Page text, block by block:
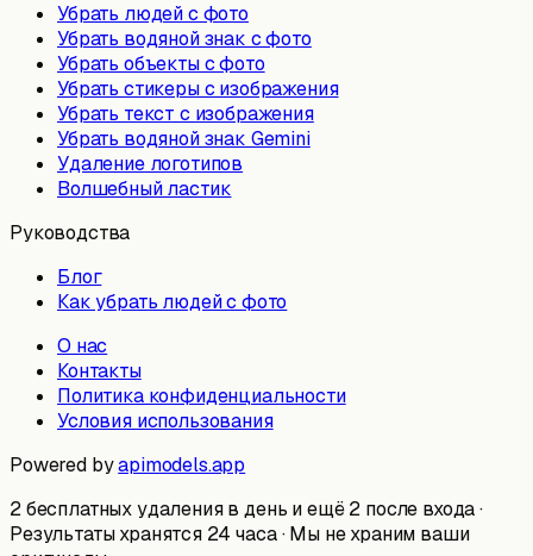
Убрать людей с фото
Убрать водяной знак с фото
Убрать объекты с фото
Убрать стикеры с изображения
Убрать текст с изображения
Убрать водяной знак Gemini
Удаление логотипов
Волшебный ластик
Руководства
Блог
Как убрать людей с фото
О нас
Контакты
Политика конфиденциальности
Условия использования
Powered byapimodels.app
2 бесплатных удаления в день и ещё 2 после входа ·
Результаты хранятся 24 часа · Мы не храним ваши